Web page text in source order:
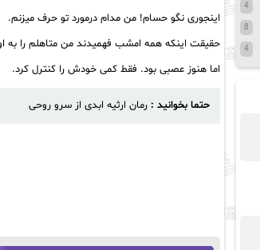
اینجوری نگو حسام! من مدام درمورد تو حرف میزنم.
حقیقت اینکه همه امشب فهمیدند من متاهلم را
اما هنوز عصبی بود. فقط کمی خودش را کنترل کرد.
حتما بخوانید : رمان ارثیه ابدی از سرو روحی
4
8
4